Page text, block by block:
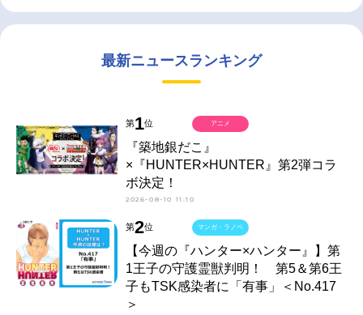
最新ニュースランキング
第1位
『築地銀だこ』
×『HUNTER×HUNTER』第2弾コラ
ボ決定！
2026-08-10 11:10
アニメ
第2位
【今週の『ハンター×ハンター』】第
1王子の守護霊獣判明！ 第5＆第6王
子もTSK感染者に「有事」＜No.417
＞
マンガ・ラノベ